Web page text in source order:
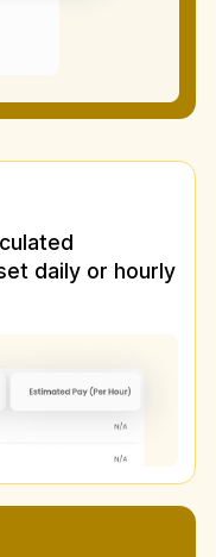
daily or hourly